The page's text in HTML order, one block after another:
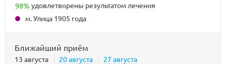
98% удовлетворены результатом лечения
м. Улица 1905 года
Ближайший приём
13 августа 20 августа 27 августа